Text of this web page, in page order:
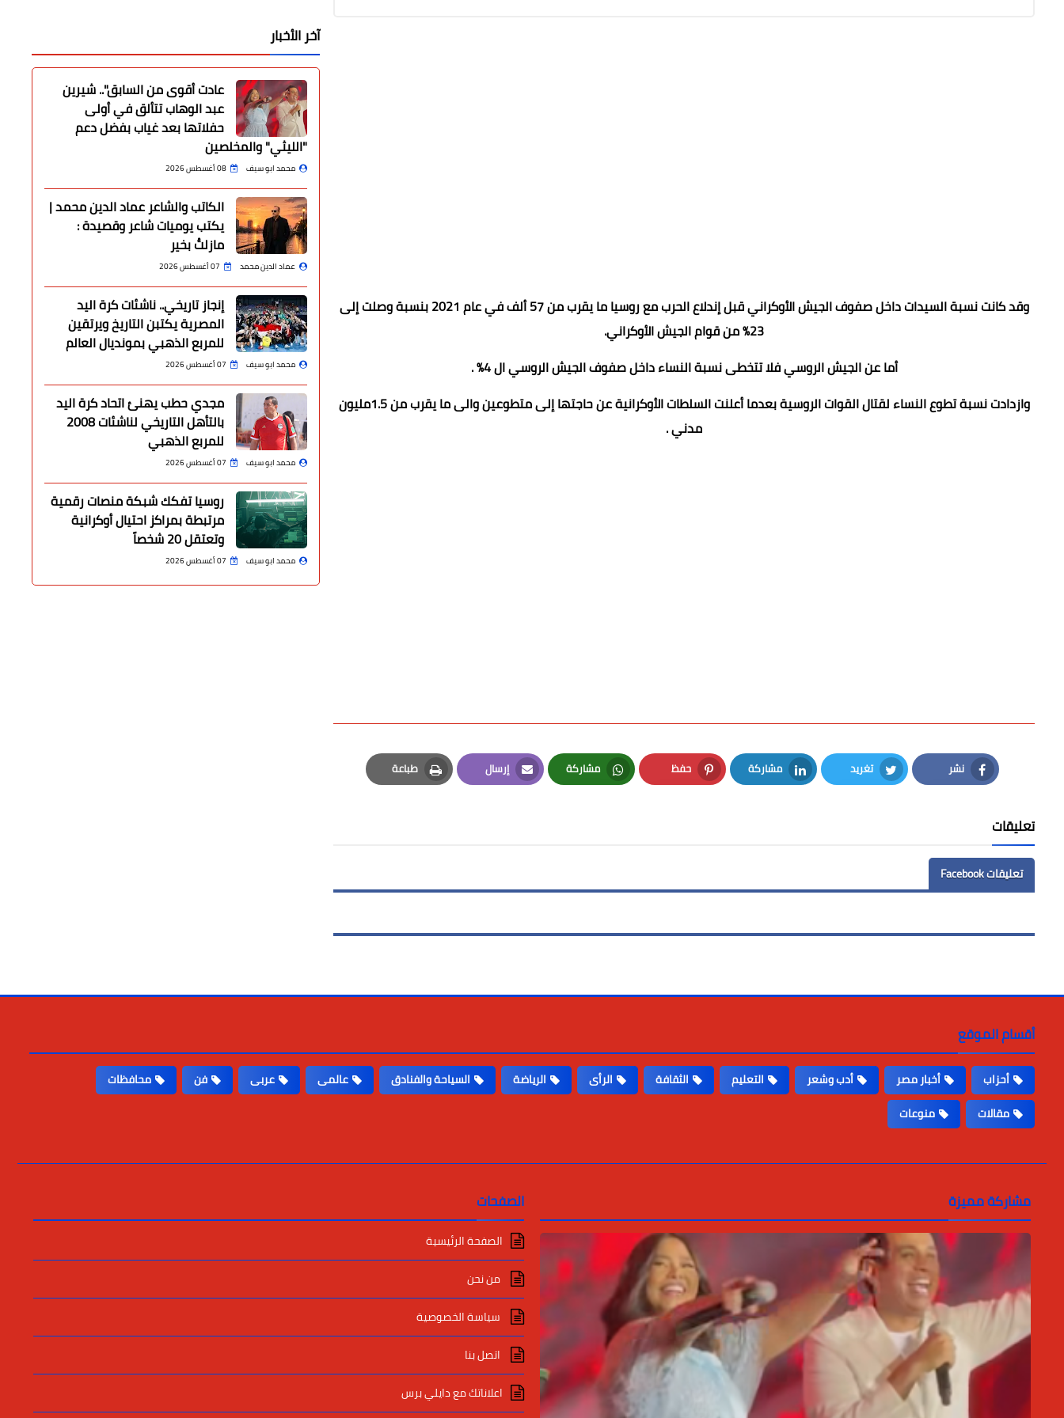
وقد كانت نسبة السيدات داخل صفوف الجيش الأوكراني قبل إندلاع الحرب مع روسيا ما يقرب من 57 ألف في عام 2021 بنسبة وصلت إلى
23% من قوام الجيش الأوكراني.
أما عن الجيش الروسي فلا تتخطى نسبة النساء داخل صفوف الجيش الروسي ال 4% .
وازدادت نسبة تطوع النساء لقتال القوات الروسية بعدما أعلنت السلطات الأوكرانية عن حاجتها إلى متطوعين والى ما يقرب من 1.5مليون
مدني .
نشر
Facebook
تغريد
Twitter
مشاركة
LinkedIn
حفظ
Pinterest
مشاركة
Whatsapp
إرسال
Email
طباعة
Print
تعليقات
تعليقات Facebook
آخر الأخبار
عادت أقوى من السابق".. شيرين
عبد الوهاب تتألق في أولى
حفلاتها بعد غياب بفضل دعم
"الليثي" والمخلصين
محمد ابو سيف 08 أغسطس 2026
الكاتب والشاعر عماد الدين محمد |
يكتب يوميات شاعر وقصيدة :
مازلتُ بخير
عماد الدين محمد 07 أغسطس 2026
إنجاز تاريخي.. ناشئات كرة اليد
المصرية يكتبن التاريخ ويرتقين
للمربع الذهبي بمونديال العالم
محمد ابو سيف 07 أغسطس 2026
مجدي حطب يهنئ اتحاد كرة اليد
بالتأهل التاريخي لناشئات 2008
للمربع الذهبي
محمد ابو سيف 07 أغسطس 2026
روسيا تفكك شبكة منصات رقمية
مرتبطة بمراكز احتيال أوكرانية
وتعتقل 20 شخصاً
محمد ابو سيف 07 أغسطس 2026
أقسام الموقع
أحزاب أخبار مصر أدب وشعر التعليم الثقافة الرأى الرياضة السياحة والفنادق عالمى عربى فن
محافظات
مقالات
منوعات
مشاركة مميزة الصفحات
الصفحة الرئيسية
من نحن
سياسة الخصوصية
اتصل بنا
اعلاناتك مع دايلي برس